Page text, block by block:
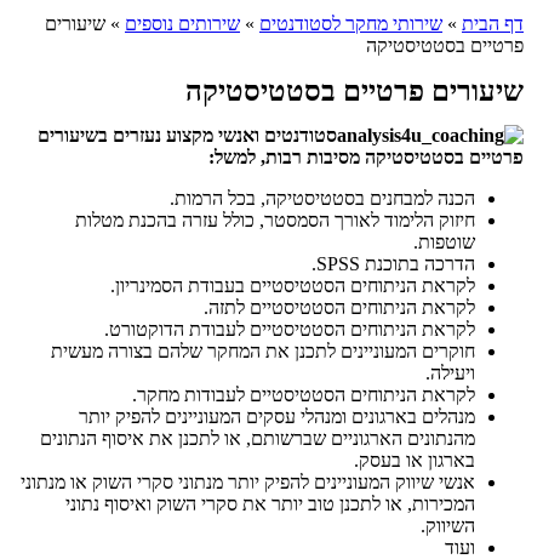
דף הבית » שירותי מחקר לסטודנטים » שירותים נוספים » שיעורים
פרטיים בסטטיסטיקה
שיעורים פרטיים בסטטיסטיקה
סטודנטים ואנשי מקצוע נעזרים בשיעורים
פרטיים בסטטיסטיקה מסיבות רבות, למשל:
הכנה למבחנים בסטטיסטיקה, בכל הרמות.
חיזוק הלימוד לאורך הסמסטר, כולל עזרה בהכנת מטלות
שוטפות.
הדרכה בתוכנת SPSS.
לקראת הניתוחים הסטטיסטיים בעבודת הסמינריון.
לקראת הניתוחים הסטטיסטיים לתזה.
לקראת הניתוחים הסטטיסטיים לעבודת הדוקטורט.
חוקרים המעוניינים לתכנן את המחקר שלהם בצורה מעשית
ויעילה.
לקראת הניתוחים הסטטיסטיים לעבודות מחקר.
מנהלים בארגונים ומנהלי עסקים המעוניינים להפיק יותר
מהנתונים הארגוניים שברשותם, או לתכנן את איסוף הנתונים
בארגון או בעסק.
אנשי שיווק המעוניינים להפיק יותר מנתוני סקרי השוק או מנתוני
המכירות, או לתכנן טוב יותר את סקרי השוק ואיסוף נתוני
השיווק.
ועוד